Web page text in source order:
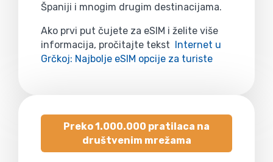
Španiji i mnogim drugim destinacijama.
Ako prvi put čujete za eSIM i želite više
informacija, pročitajte tekst Internet u
Grčkoj: Najbolje eSIM opcije za turiste
Preko 1.000.000 pratilaca na
društvenim mrežama